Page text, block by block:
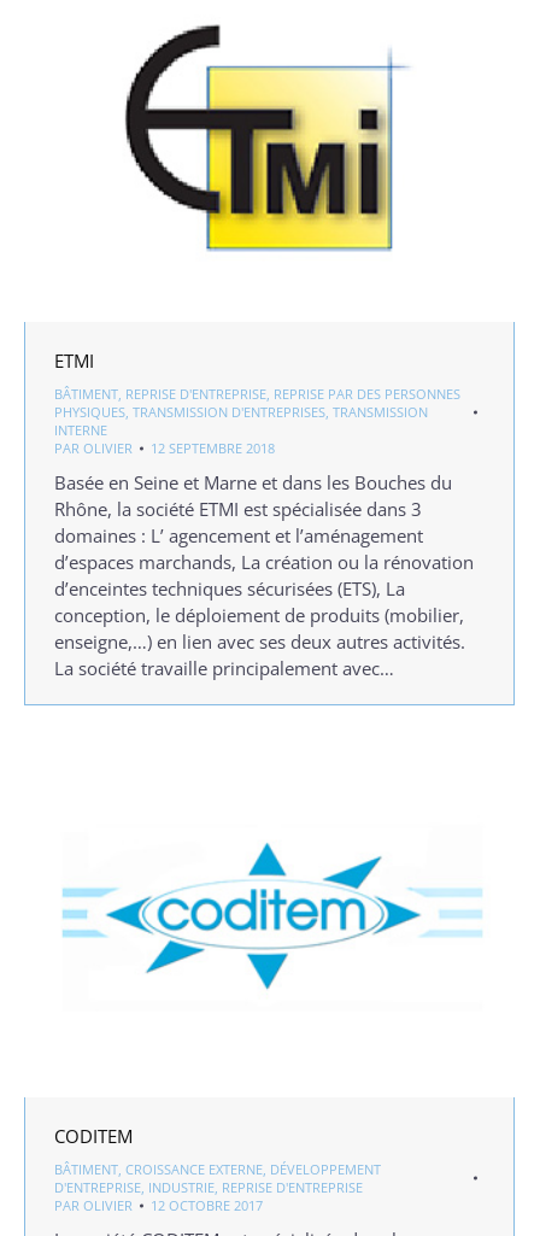
ETMI
BÂTIMENT, REPRISE D'ENTREPRISE, REPRISE PAR DES PERSONNES
PHYSIQUES, TRANSMISSION D'ENTREPRISES, TRANSMISSION
INTERNE
PAR OLIVIER 12 SEPTEMBRE 2018
Basée en Seine et Marne et dans les Bouches du
Rhône, la société ETMI est spécialisée dans 3
domaines : L’ agencement et l’aménagement
d’espaces marchands, La création ou la rénovation
d’enceintes techniques sécurisées (ETS), La
conception, le déploiement de produits (mobilier,
enseigne,…) en lien avec ses deux autres activités.
La société travaille principalement avec…
CODITEM
BÂTIMENT, CROISSANCE EXTERNE, DÉVELOPPEMENT
D'ENTREPRISE, INDUSTRIE, REPRISE D'ENTREPRISE
PAR OLIVIER 12 OCTOBRE 2017